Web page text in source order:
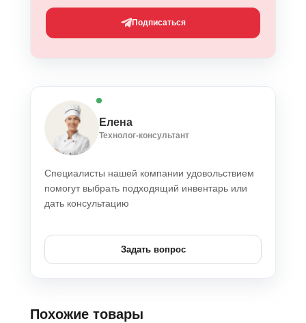
Подписаться
Елена
Технолог-консультант
Специалисты нашей компании удовольствием
помогут выбрать подходящий инвентарь или
дать консультацию
Задать вопрос
Похожие товары